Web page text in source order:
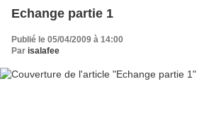
Echange partie 1
Publié le 05/04/2009 à 14:00
Par isalafee